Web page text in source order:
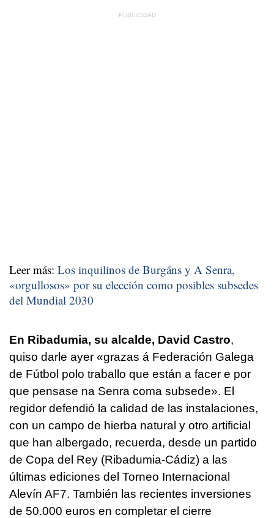
Leer más: Los inquilinos de Burgáns y A Senra,
«orgullosos» por su elección como posibles subsedes
del Mundial 2030
En Ribadumia, su alcalde, David Castro,
quiso darle ayer «grazas á Federación Galega
de Fútbol polo traballo que están a facer e por
que pensase na Senra coma subsede». El
regidor defendió la calidad de las instalaciones,
con un campo de hierba natural y otro artificial
que han albergado, recuerda, desde un partido
de Copa del Rey (Ribadumia-Cádiz) a las
últimas ediciones del Torneo Internacional
Alevín AF7. También las recientes inversiones
de 50.000 euros en completar el cierre